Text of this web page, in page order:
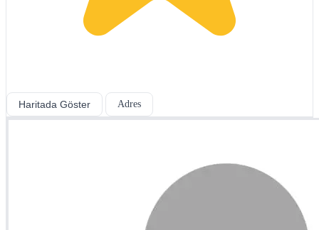
Haritada Göster Adres